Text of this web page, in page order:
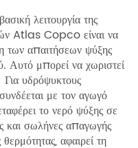
λειτουργία της
Atlas Copco είναι να
των απαιτήσεων ψύξης
Αυτό μπορεί να χωριστεί
υδρόψυκτους
με τον αγωγό
το νερό ψύξης σε
και σωλήνες απαγωγής
αφαιρεί τη